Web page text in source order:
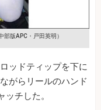
版APC・戸田英明）
ッドティップを下に
がらリールのハンド
チした。